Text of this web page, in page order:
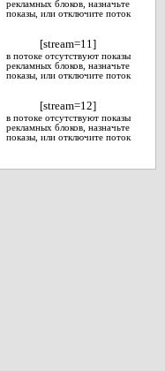
рекламных блоков, назначьте
показы, или отключите поток
[stream=11]
в потоке отсутствуют показы
рекламных блоков, назначьте
показы, или отключите поток
[stream=12]
в потоке отсутствуют показы
рекламных блоков, назначьте
показы, или отключите поток